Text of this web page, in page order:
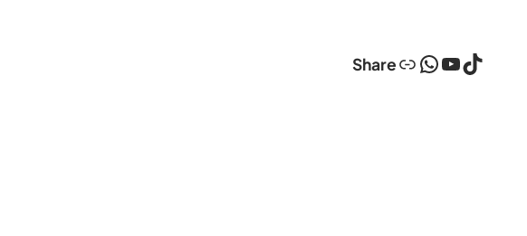
ShareLink WhatsApp YouTube TikTok